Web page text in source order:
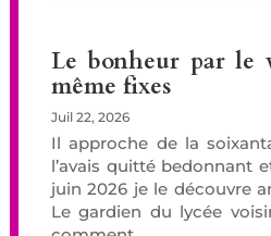
Le bonheur par le
même fixes
Juil 22, 2026
Il approche de la
l’avais quitté bedonnant
juin 2026 je le découvre
Le gardien du lycée